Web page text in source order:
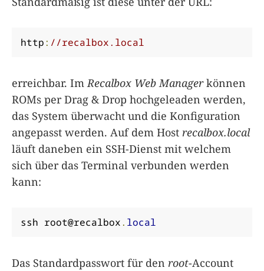
http: //recalbox.local
erreichbar. ImRecalbox Web Managerkönnen
ROMs per Drag & Drop hochgeleaden werden,
das System überwacht und die Konfiguration
angepasst werden. Auf dem Host recalbox.local
läuft daneben ein SSH-Dienst mit welchem
sich über das Terminal verbunden werden
kann:
ssh root@recalbox. local
Das Standardpasswort für den root-Account